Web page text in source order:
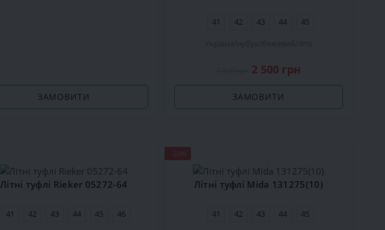
ЗАМОВИТИ
41 42 43 44
45
2 500 грн
ЗАМОВИТИ
Літні туфлі Rieker 05272-64
41 42 43 44 45
46
Літні туфлі Mida 131275(10)
41 42 43 44
45